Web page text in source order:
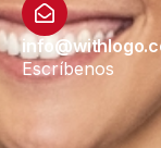
Escríbenos